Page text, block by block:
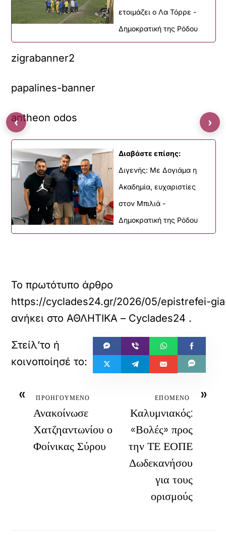
ετοιμάζει ο Λα Τόρρε -
Δημοκρατική της Ρόδου
zigrabanner2
papalines-banner
antheon odos
Διαβάστε επίσης:
Διγενής: Με Δογιάμα η
Ακαδημία, ευχαριστίες
στον Μπιλιά -
Δημοκρατική της Ρόδου
Το πρωτότυπο άρθρο
https://cyclades24.gr/2026/05/epistrefei-
ανήκει στοΑΘΛΗΤΙΚΑ – Cyclades24 .
« ΠΡΟΗΓΟΥΜΕΝΟ
Ανακοίνωσε
Χατζηαντωνίου ο
Φοίνικας Σύρου
»
ΕΠΟΜΕΝΟ
Καλυμνιακός:
«Βολές» προς
την ΤΕ ΕΟΠΕ
Δωδεκανήσου
για τους
ορισμούς
‹ ›